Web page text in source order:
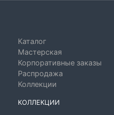
Каталог
Мастерская
Корпоративные заказы
Распродажа
Коллекции
КОЛЛЕКЦИИ